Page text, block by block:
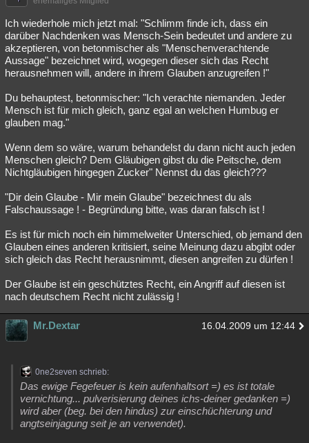
Ich wiederhole mich jetzt mal: "Schlimm finde ich, dass ein
darüber Nachdenken was Mensch-Sein bedeutet und andere zu
akzeptieren, von betonmischer als "Menschenverachtende
Aussage" bezeichnet wird, wogegen dieser sich das Recht
herausnehmen will, andere in ihrem Glauben anzugreifen !"
Du behauptest, betonmischer: "Ich verachte niemanden. Jeder
Mensch ist für mich gleich, ganz egal an welchen Humbug er
glauben mag."
Wenn dem so wäre, warum behandelst du dann nicht auch jeden
Menschen gleich? Dem Gläubigen gibst du die Peitsche, dem
Nichtgläubigen hingegen Zucker" Nennst du das gleich???
"Dir dein Glaube - Mir mein Glaube" bezeichnest du als
Falschaussage ! - Begründung bitte, was daran falsch ist !
Es ist für mich noch ein himmelweiter Unterschied, ob jemand den
Glauben eines anderen kritisiert, seine Meinung dazu abgibt oder
sich gleich das Recht herausnimmt, diesen angreifen zu dürfen !
Der Glaube ist ein geschütztes Recht, ein Angriff auf diesen ist
nach deutschem Recht nicht zulässig !
Mr.Dextar 16.04.2009 um 12:44
0ne2seven schrieb:
Das ewige Fegefeuer is kein aufenhaltsort =) es ist totale
vernichtung... pulverisierung deines ichs-deiner gedanken =)
wird aber (beg. bei den hindus) zur einschüchterung und
angtseinjagung seit je an verwendet).